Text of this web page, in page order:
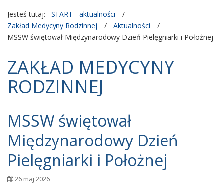
Jesteś tutaj: START - aktualności
/
Zakład Medycyny Rodzinnej
/ Aktualności
/
MSSW świętował Międzynarodowy Dzień Pielęgniarki i Położnej
ZAKŁAD MEDYCYNY
RODZINNEJ
MSSW świętował
Międzynarodowy Dzień
Pielęgniarki i Położnej
26 maj 2026